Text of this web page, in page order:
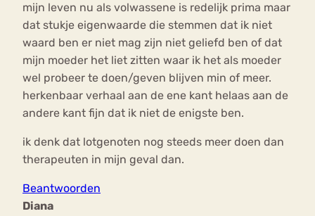
mijn leven nu als volwassene is redelijk prima maar
dat stukje eigenwaarde die stemmen dat ik niet
waard ben er niet mag zijn niet geliefd ben of dat
mijn moeder het liet zitten waar ik het als moeder
wel probeer te doen/geven blijven min of meer.
herkenbaar verhaal aan de ene kant helaas aan de
andere kant fijn dat ik niet de enigste ben.
ik denk dat lotgenoten nog steeds meer doen dan
therapeuten in mijn geval dan.
Beantwoorden
Diana